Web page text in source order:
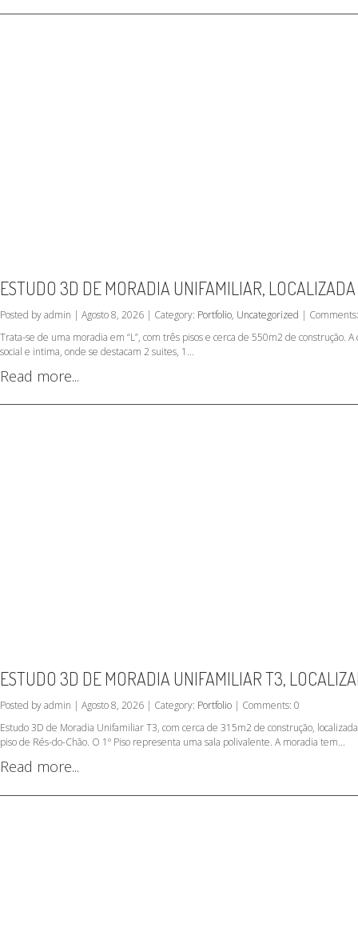
ESTUDO 3D DE MORADIA UNIFAMILIAR,
Posted by admin | Agosto 8, 2026 | Category: Portfolio, Uncategorized |
Trata-se de uma moradia em “L”, com três pisos e cerca de 550m2 de construção.
social e intima, onde se destacam 2 suites, 1...
Read more...
ESTUDO 3D DE MORADIA UNIFAMILIAR T3,
Posted by admin | Agosto 8, 2026 | Category: Portfolio | Comments: 0
Estudo 3D de Moradia Unifamiliar T3, com cerca de 315m2 de construção,
piso de Rés-do-Chão. O 1º Piso representa uma sala polivalente. A moradia tem...
Read more...